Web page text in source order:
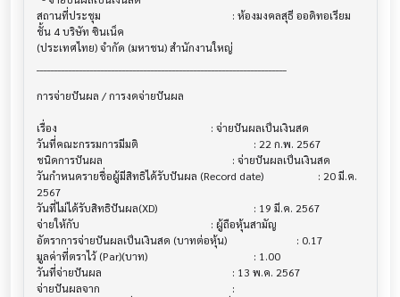
สถานที่ประชุม                            			 : ห้องมงคลสุธี ออดิทอเรียม
ชั้น 4 บริษัท ซินเน็ค
(ประเทศไทย) จำกัด (มหาชน) สำนักงานใหญ่
การจ่ายปันผล / การงดจ่ายปันผล
เรื่อง                                  			 : จ่ายปันผลเป็นเงินสด
วันที่คณะกรรมการมีมติ                     			 : 22 ก.พ. 2567
ชนิดการปันผล                           			 : จ่ายปันผลเป็นเงินสด
วันกำหนดรายชื่อผู้มีสิทธิได้รับปันผล (Record date)			 : 20 มี.ค.
2567
วันที่ไม่ได้รับสิทธิปันผล(XD)               			 : 19 มี.ค. 2567
จ่ายให้กับ                              			 : ผู้ถือหุ้นสามัญ
อัตราการจ่ายปันผลเป็นเงินสด (บาทต่อหุ้น)   			 : 0.17
มูลค่าที่ตราไว้ (Par)(บาท)                 			 : 1.00
วันที่จ่ายปันผล                          			 : 13 พ.ค. 2567
จ่ายปันผลจาก                           			 :